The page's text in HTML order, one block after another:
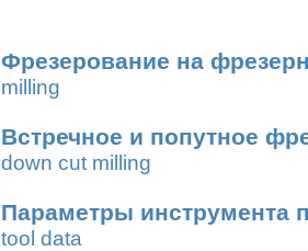
Фрезерование на
milling
Встречное и попутное
down cut milling
Параметры инструмента
tool data